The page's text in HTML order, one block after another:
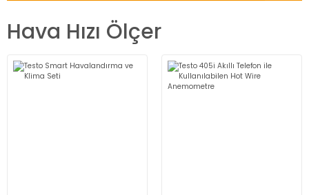
Hava Hızı Ölçer